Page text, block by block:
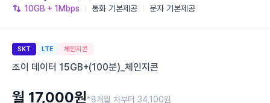
10GB + 1Mbps 통화 기본제공 문자 기본제공
SKT LTE 체인지콘
조이 데이터 15GB+(100분)_체인지콘
월 17,000원*8개월 차부터 34,100원